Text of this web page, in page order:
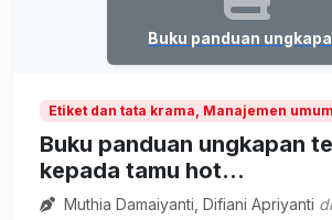
Buku panduan
Etiket dan tata krama, Manajemen umum
Buku panduan ungkapan
kepada tamu hot...
Muthia Damaiyanti, Difiani Apriyanti